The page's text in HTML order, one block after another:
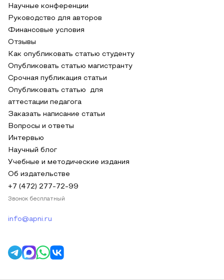
Научные конференции
Руководство для авторов
Финансовые условия
Отзывы
Как опубликовать статью студенту
Опубликовать статью магистранту
Срочная публикация статьи
Опубликовать статью для
аттестации педагога
Заказать написание статьи
Вопросы и ответы
Интервью
Научный блог
Учебные и методические издания
Об издательстве
+7 (472) 277-72-99
Звонок бесплатный
info@apni.ru